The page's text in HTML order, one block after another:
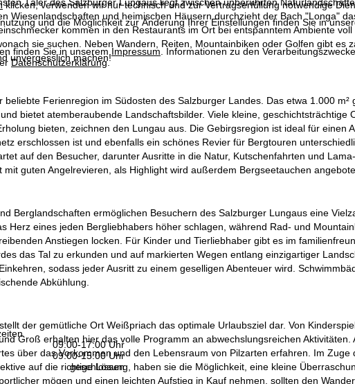
klicken, verwenden wir nur technisch und zur Vertragserfüllung notwendige
und die Möglichkeit zur Änderung Ihrer Einstellungen finden Sie in
finden Sie in unserem Impressum . Informationen zu den
Datenschutzerklärung.
09:00-17:00 Uhr
09:00-15:00 Uhr
geschlossen
Wiesenlandschaften und heimischen Häusern durchzieht der Bach "Longa"
kommen in den Restaurants im Ort bei entspanntem Ambiente
sie suchen. Neben Wandern, Reiten, Mountainbiken oder Golfen gibt es
unvergesslich machen!
beliebte Ferienregion im Südosten des Salzburger Landes. Das etwa 1.000
bietet atemberaubende Landschaftsbilder. Viele kleine,
bieten, zeichnen den Lungau aus. Die Gebirgsregion ist ideal für einen
erschlossen ist und ebenfalls ein schönes Revier für Bergtouren
auf den Besucher, darunter Ausritte in die Natur, Kutschenfahrten und
mit guten Angelrevieren, als Highlight wird außerdem Bergseetauchen
Berglandschaften ermöglichen Besuchern des Salzburger Lungaus eine
Herz eines jeden Bergliebhabers höher schlagen, während Rad- und
Anstiegen locken. Für Kinder und Tierliebhaber gibt es im
das Tal zu erkunden und auf markierten Wegen entlang einzigartiger
sodass jeder Ausritt zu einem geselligen Abenteuer wird.
Abkühlung.
der gemütliche Ort Weißpriach das optimale Urlaubsziel dar. Von
Groß erhalten hier das volle Programm an abwechslungsreichen
über das Vorkommen und den Lebensraum von Pilzarten erfahren. Im Zuge
auf die richtige Lösung, haben sie die Möglichkeit, eine kleine
mögen und einen leichten Aufstieg in Kauf nehmen, sollten den